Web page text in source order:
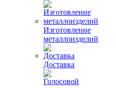
Изготовление
металлоизделий
Доставка